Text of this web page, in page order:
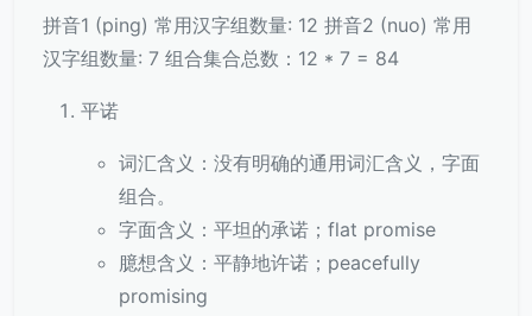
拼音1 (ping) 常用汉字组数量: 12 拼音2 (nuo) 常用
汉字组数量: 7 组合集合总数：12 * 7 = 84
平诺
词汇含义：没有明确的通用词汇含义，字面
组合。
字面含义：平坦的承诺；flat promise
臆想含义：平静地许诺；peacefully
promising